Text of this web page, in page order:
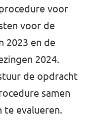
voor
voor de
2023 en de
2024.
de opdracht
samen
te evalueren.